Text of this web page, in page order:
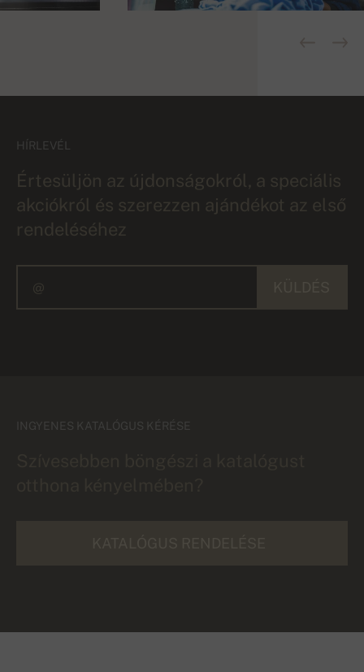
HÍRLEVÉL
Értesüljön az újdonságokról, a speciális
akciókról és szerezzen ajándékot az első
rendeléséhez
INGYENES KATALÓGUS KÉRÉSE